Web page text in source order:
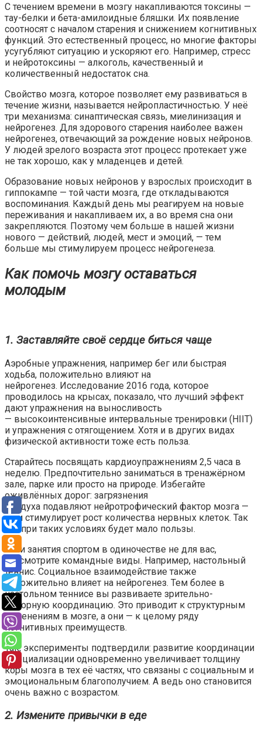
С течением времени в мозгу накапливаются токсины —
тау-белки и бета-амилоидные бляшки. Их появление
соотносят с началом старения и снижением когнитивных
функций. Это естественный процесс, но многие факторы
усугубляют ситуацию и ускоряют его. Например, стресс
и нейротоксины — алкоголь, качественный и
количественный недостаток сна.
Свойство мозга, которое позволяет ему развиваться в
течение жизни, называется нейропластичностью. У неё
три механизма: синаптическая связь, миелинизация и
нейрогенез. Для здорового старения наиболее важен
нейрогенез, отвечающий за рождение новых нейронов.
У людей зрелого возраста этот процесс протекает уже
не так хорошо, как у младенцев и детей.
Образование новых нейронов у взрослых происходит в
гиппокампе — той части мозга, где откладываются
воспоминания. Каждый день мы реагируем на новые
переживания и накапливаем их, а во время сна они
закрепляются. Поэтому чем больше в нашей жизни
нового — действий, людей, мест и эмоций, — тем
больше мы стимулируем процесс нейрогенеза.
Как помочь мозгу оставаться
молодым
1. Заставляйте своё сердце биться чаще
Аэробные упражнения, например бег или быстрая
ходьба, положительно влияют на
нейрогенез. Исследование 2016 года, которое
проводилось на крысах, показало, что лучший эффект
дают упражнения на выносливость
— высокоинтенсивные интервальные тренировки (HIIT)
и упражнения с отягощением. Хотя и в других видах
физической активности тоже есть польза.
Старайтесь посвящать кардиоупражнениям 2,5 часа в
неделю. Предпочтительно заниматься в тренажёрном
зале, парке или просто на природе. Избегайте
оживлённых дорог: загрязнения
воздуха подавляют нейротрофический фактор мозга —
он и стимулирует рост количества нервных клеток. Так
что при таких условиях будет мало пользы.
Если занятия спортом в одиночестве не для вас,
рассмотрите командные виды. Например, настольный
теннис. Социальное взаимодействие также
положительно влияет на нейрогенез. Тем более в
настольном теннисе вы развиваете зрительно-
моторную координацию. Это приводит к структурным
изменениям в мозге, а они — к целому ряду
когнитивных преимуществ.
Так, эксперименты подтвердили: развитие координации
и социализации одновременно увеличивает толщину
коры мозга в тех её частях, что связаны с социальным и
эмоциональным благополучием. А ведь оно становится
очень важно с возрастом.
2. Измените привычки в еде